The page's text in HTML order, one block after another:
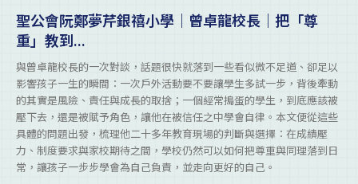
聖公會阮鄭夢芹銀禧小學｜曾卓龍校長｜把「尊
重」教到...
與曾卓龍校長的一次對談，話題很快就落到一些看似微不足道、卻足以
影響孩子一生的瞬間：一次戶外活動要不要讓學生多試一步，背後牽動
的其實是風險、責任與成長的取捨；一個經常搗蛋的學生，到底應該被
壓下去，還是被賦予角色，讓他在被信任之中學會自律。本文便從這些
具體的問題出發，梳理他二十多年教育現場的判斷與選擇：在成績壓
力、制度要求與家校期待之間，學校仍然可以如何把尊重與同理落到日
常，讓孩子一步步學會為自己負責，並走向更好的自己。